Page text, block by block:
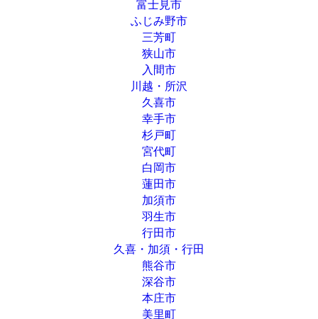
富士見市
ふじみ野市
三芳町
狭山市
入間市
川越・所沢
久喜市
幸手市
杉戸町
宮代町
白岡市
蓮田市
加須市
羽生市
行田市
久喜・加須・行田
熊谷市
深谷市
本庄市
美里町